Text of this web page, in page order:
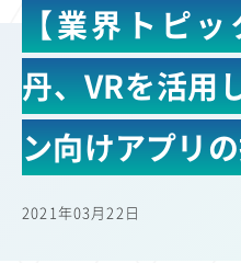
アプリ 51 つながりやすさ 51
タブレット 38 インターネット
混雑環境 31 MVNO 28 SIM 27
22 22
電車 17 料金 16 所有状況 14
11
【業界トピ
丹、VRを活用
ン向けアプリ
2021年03月22日